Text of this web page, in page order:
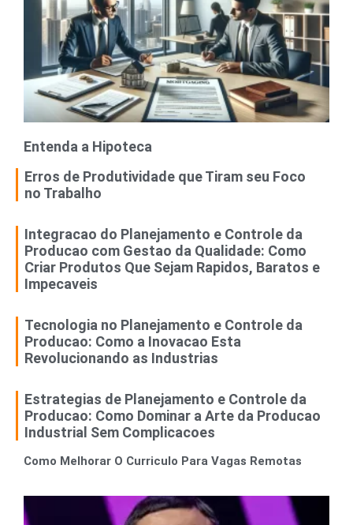
Entenda a Hipoteca
Erros de Produtividade que Tiram seu Foco
no Trabalho
Integracao do Planejamento e Controle da
Producao com Gestao da Qualidade: Como
Criar Produtos Que Sejam Rapidos, Baratos e
Impecaveis
Tecnologia no Planejamento e Controle da
Producao: Como a Inovacao Esta
Revolucionando as Industrias
Estrategias de Planejamento e Controle da
Producao: Como Dominar a Arte da Producao
Industrial Sem Complicacoes
Como Melhorar O Curriculo Para Vagas Remotas